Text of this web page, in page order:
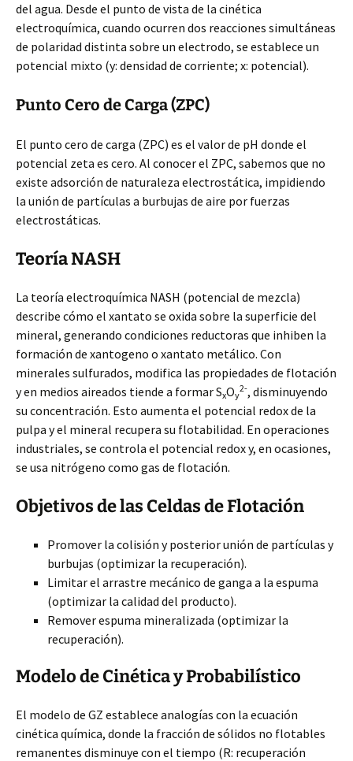
del agua. Desde el punto de vista de la cinética
electroquímica, cuando ocurren dos reacciones simultáneas
de polaridad distinta sobre un electrodo, se establece un
potencial mixto (y: densidad de corriente; x: potencial).
Punto Cero de Carga (ZPC)
El punto cero de carga (ZPC) es el valor de pH donde el
potencial zeta es cero. Al conocer el ZPC, sabemos que no
existe adsorción de naturaleza electrostática, impidiendo
la unión de partículas a burbujas de aire por fuerzas
electrostáticas.
Teoría NASH
La teoría electroquímica NASH (potencial de mezcla)
describe cómo el xantato se oxida sobre la superficie del
mineral, generando condiciones reductoras que inhiben la
formación de xantogeno o xantato metálico. Con
minerales sulfurados, modifica las propiedades de flotación
y en medios aireados tiende a formar SxOy
2-, disminuyendo
su concentración. Esto aumenta el potencial redox de la
pulpa y el mineral recupera su flotabilidad. En operaciones
industriales, se controla el potencial redox y, en ocasiones,
se usa nitrógeno como gas de flotación.
Objetivos de las Celdas de Flotación
Promover la colisión y posterior unión de partículas y
burbujas (optimizar la recuperación).
Limitar el arrastre mecánico de ganga a la espuma
(optimizar la calidad del producto).
Remover espuma mineralizada (optimizar la
recuperación).
Modelo de Cinética y Probabilístico
El modelo de GZ establece analogías con la ecuación
cinética química, donde la fracción de sólidos no flotables
remanentes disminuye con el tiempo (R: recuperación